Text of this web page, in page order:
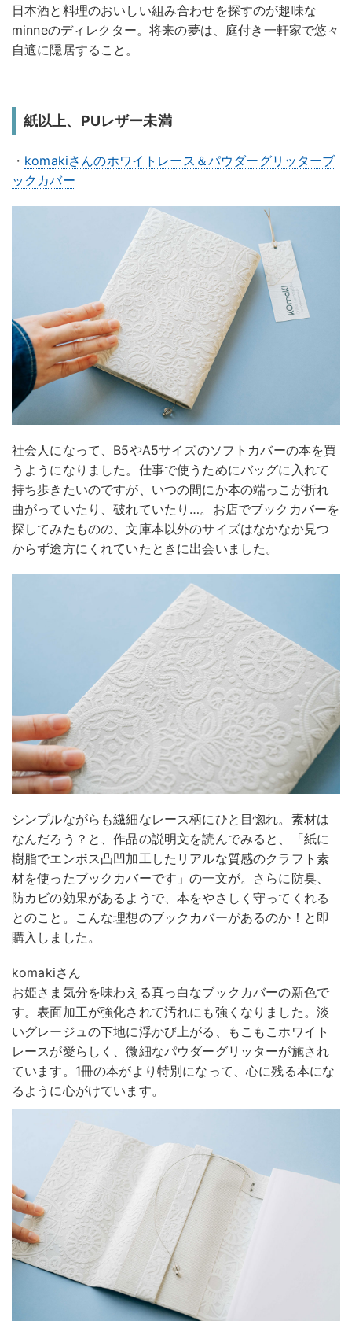
日本酒と料理のおいしい組み合わせを探すのが趣味な
minneのディレクター。将来の夢は、庭付き一軒家で悠々
自適に隠居すること。
紙以上、PUレザー未満
・ komakiさんのホワイトレース＆パウダーグリッターブ
ックカバー
社会人になって、B5やA5サイズのソフトカバーの本を買
うようになりました。仕事で使うためにバッグに入れて
持ち歩きたいのですが、いつの間にか本の端っこが折れ
曲がっていたり、破れていたり…。お店でブックカバーを
探してみたものの、文庫本以外のサイズはなかなか見つ
からず途方にくれていたときに出会いました。
シンプルながらも繊細なレース柄にひと目惚れ。素材は
なんだろう？と、作品の説明文を読んでみると、「紙に
樹脂でエンボス凸凹加工したリアルな質感のクラフト素
材を使ったブックカバーです」の一文が。さらに防臭、
防カビの効果があるようで、本をやさしく守ってくれる
とのこと。こんな理想のブックカバーがあるのか！と即
購入しました。
komakiさん
お姫さま気分を味わえる真っ白なブックカバーの新色で
す。表面加工が強化されて汚れにも強くなりました。淡
いグレージュの下地に浮かび上がる、もこもこホワイト
レースが愛らしく、微細なパウダーグリッターが施され
ています。1冊の本がより特別になって、心に残る本にな
るように心がけています。